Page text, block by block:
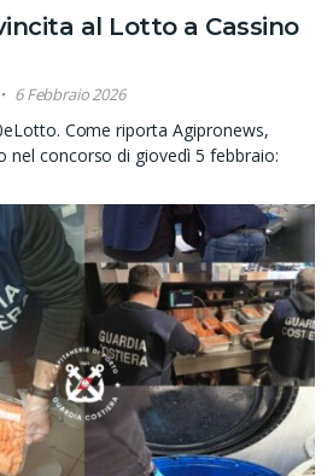
al Lotto a Cassino
6 Febbraio 2026
Come riporta Agipronews,
nel concorso di giovedì 5 febbraio: